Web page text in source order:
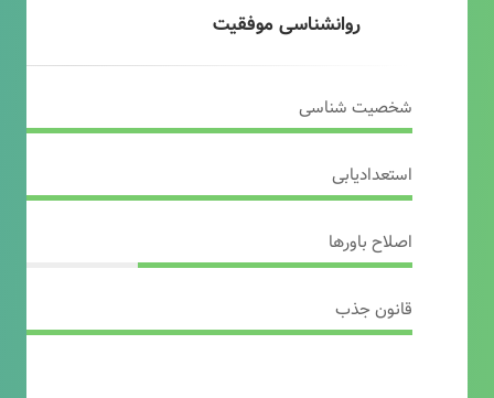
روانشناسی موفقیت
شخصیت شناسی
استعدادیابی
اصلاح باورها
قانون جذب